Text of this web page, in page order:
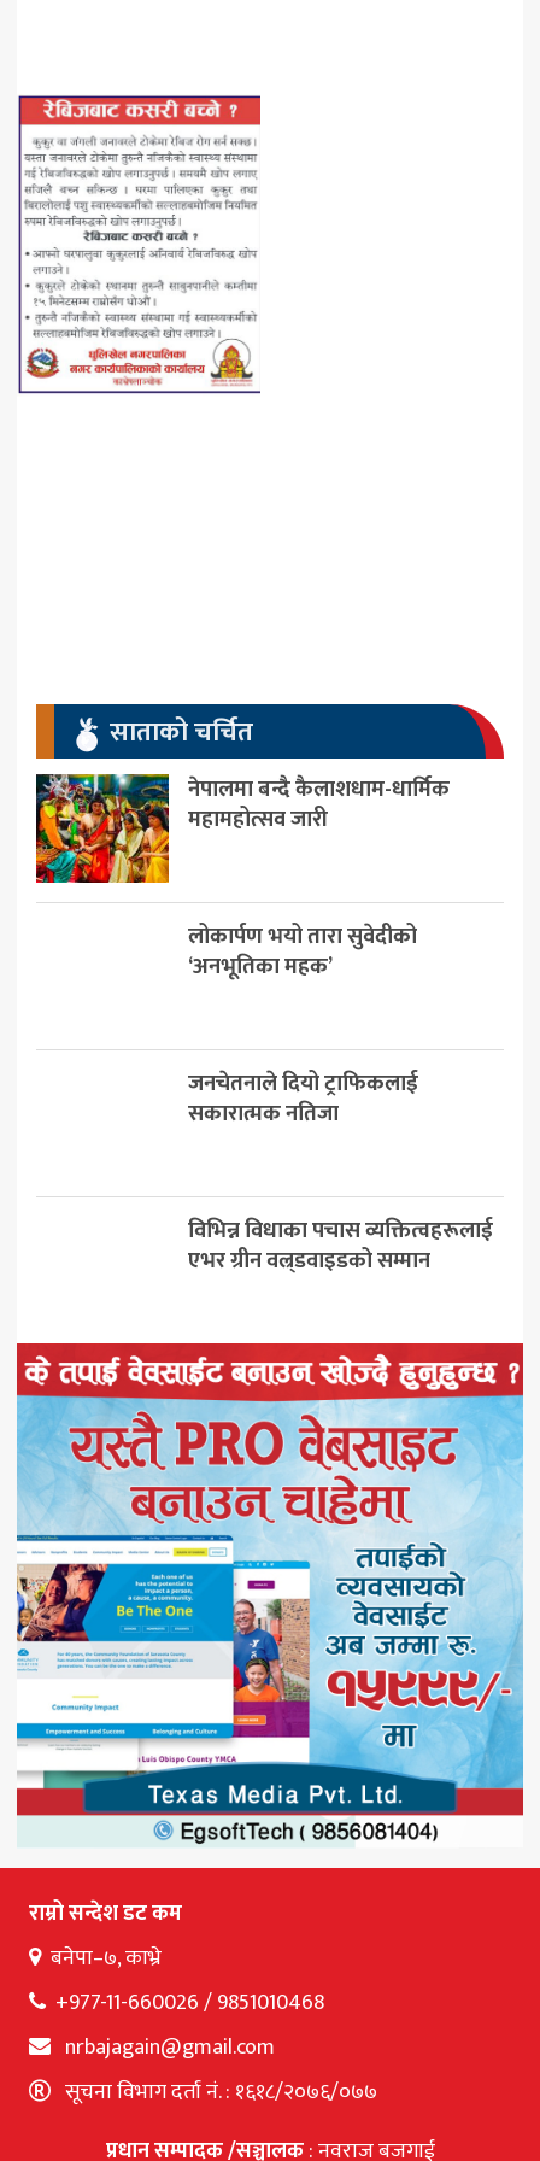
साताको चर्चित
नेपालमा बन्दै कैलाशधाम-धार्मिक
महामहोत्सव जारी
लोकार्पण भयो तारा सुवेदीको
‘अनभूतिका महक’
जनचेतनाले दियो ट्राफिकलाई
सकारात्मक नतिजा
विभिन्न विधाका पचास व्यक्तित्वहरूलाई
एभर ग्रीन वल्र्डवाइडको सम्मान
राम्रो सन्देश डट कम
बनेपा–७, काभ्रे
+977-11-660026 / 9851010468
nrbajagain@gmail.com
सूचना विभाग दर्ता नं. : १६१८/२०७६/०७७
प्रधान सम्पादक /सञ्चालक: नवराज बजगाई